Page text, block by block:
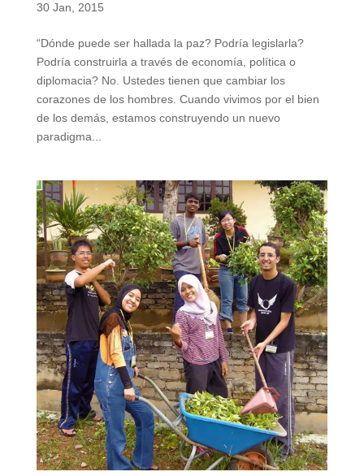
30 Jan, 2015
“Dónde puede ser hallada la paz? Podría legislarla?
Podría construirla a través de economía, política o
diplomacia? No. Ustedes tienen que cambiar los
corazones de los hombres. Cuando vivimos por el bien
de los demás, estamos construyendo un nuevo
paradigma...